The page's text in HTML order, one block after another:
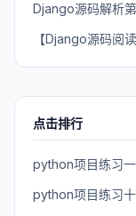
Django源码解析
【Django源码阅
点击排行
python项目练习
python项目练习